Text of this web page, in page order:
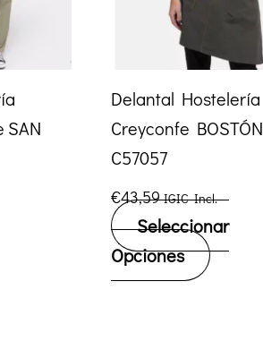
SAN
Delantal Hostelería
Creyconfe BOSTÓN
C57057
€43,59 IGIC Incl.
Seleccionar
Opciones
Este